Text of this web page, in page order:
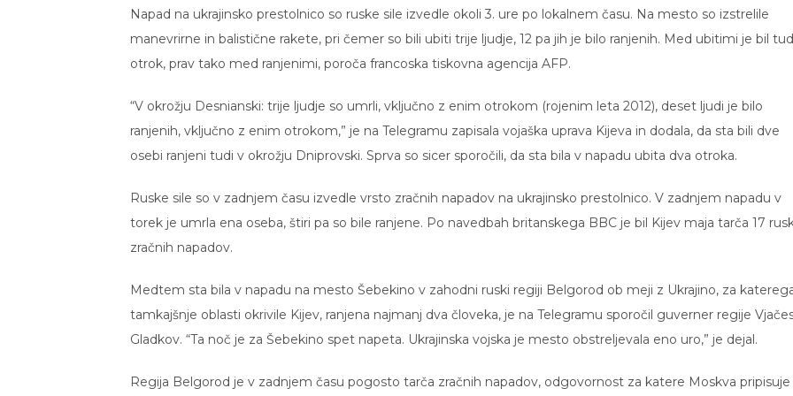
Napad na ukrajinsko prestolnico so ruske sile izvedle okoli 3. ure po lokalnem času. Na mesto so izstrelile
manevrirne in balistične rakete, pri čemer so bili ubiti trije ljudje, 12 pa jih je bilo ranjenih. Med ubitimi je bil
otrok, prav tako med ranjenimi, poroča francoska tiskovna agencija AFP.
“V okrožju Desnianski: trije ljudje so umrli, vključno z enim otrokom (rojenim leta 2012), deset ljudi je bilo
ranjenih, vključno z enim otrokom,” je na Telegramu zapisala vojaška uprava Kijeva in dodala, da sta bili dve
osebi ranjeni tudi v okrožju Dniprovski. Sprva so sicer sporočili, da sta bila v napadu ubita dva otroka.
Ruske sile so v zadnjem času izvedle vrsto zračnih napadov na ukrajinsko prestolnico. V zadnjem napadu v
torek je umrla ena oseba, štiri pa so bile ranjene. Po navedbah britanskega BBC je bil Kijev maja tarča 17
zračnih napadov.
Medtem sta bila v napadu na mesto Šebekino v zahodni ruski regiji Belgorod ob meji z Ukrajino, za
tamkajšnje oblasti okrivile Kijev, ranjena najmanj dva človeka, je na Telegramu sporočil guverner regije
Gladkov. “Ta noč je za Šebekino spet napeta. Ukrajinska vojska je mesto obstreljevala eno uro,” je dejal.
Regija Belgorod je v zadnjem času pogosto tarča zračnih napadov, odgovornost za katere Moskva pripisuje